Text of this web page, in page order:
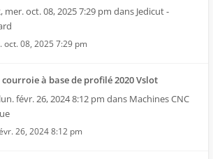
, mer. oct. 08, 2025 7:29 pm dans Jedicut -
oct. 08, 2025 7:29 pm
à base de profilé 2020 Vslot
lun. févr. 26, 2024 8:12 pm dans Machines CNC
26, 2024 8:12 pm